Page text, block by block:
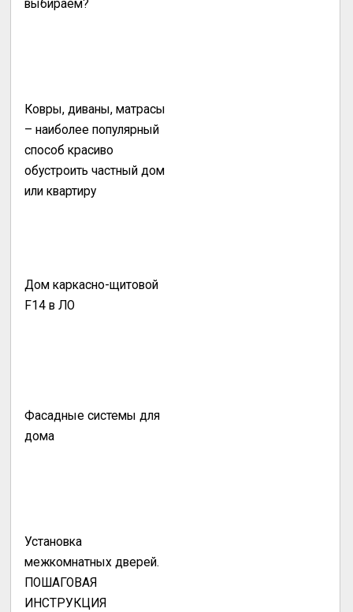
выбираем?
Ковры, диваны, матрасы
– наиболее популярный
способ красиво
обустроить частный дом
или квартиру
Дом каркасно-щитовой
F14 в ЛО
Фасадные системы для
дома
Установка
межкомнатных дверей.
ПОШАГОВАЯ
ИНСТРУКЦИЯ